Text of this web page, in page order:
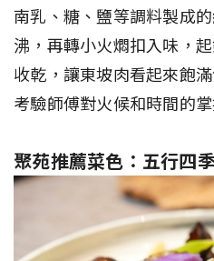
南乳、糖、鹽等調料製成
沸，再轉小火燜扣入味，
收乾，讓東坡肉看起來飽
考驗師傅對火候和時間的掌
聚苑推薦菜色：五行四